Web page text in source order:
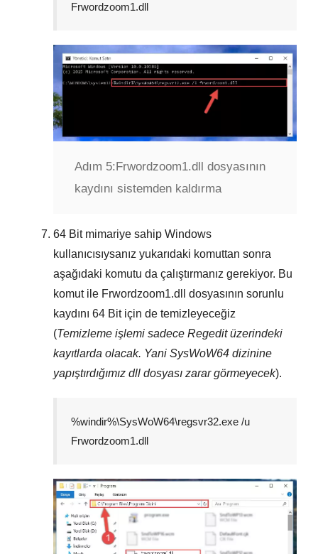
Frwordzoom1.dll
Adım 5:Frwordzoom1.dll dosyasının
kaydını sistemden kaldırma
64 Bitmimariye sahip Windows
kullanıcısıysanız yukarıdaki komuttan sonra
aşağıdaki komutu da çalıştırmanız gerekiyor. Bu
komut ile Frwordzoom1.dll
dosyasının sorunlu
kaydını 64 Bitiçin de temizleyeceğiz
(Temizleme işlemi sadece Regeditüzerindeki
kayıtlarda olacak. Yani SysWoW64 dizinine
yapıştırdığımız dll dosyası zarar görmeyecek).
%windir%\SysWoW64\regsvr32.exe /u
Frwordzoom1.dll